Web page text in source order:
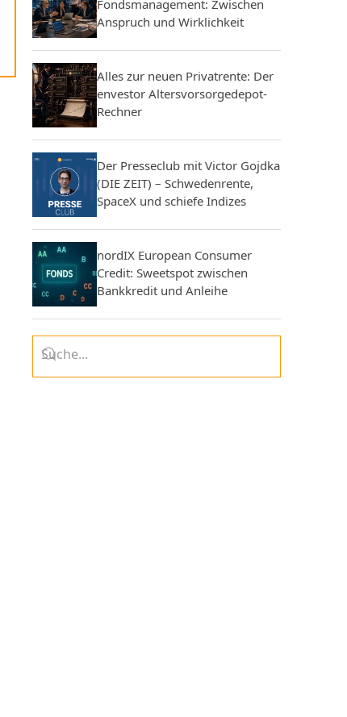
Fondsmanagement: Zwischen
Anspruch und Wirklichkeit
Alles zur neuen Privatrente: Der
envestor Altersvorsorgedepot-
Rechner
Der Presseclub mit Victor Gojdka
(DIE ZEIT) – Schwedenrente,
SpaceX und schiefe Indizes
nordIX European Consumer
Credit: Sweetspot zwischen
Bankkredit und Anleihe